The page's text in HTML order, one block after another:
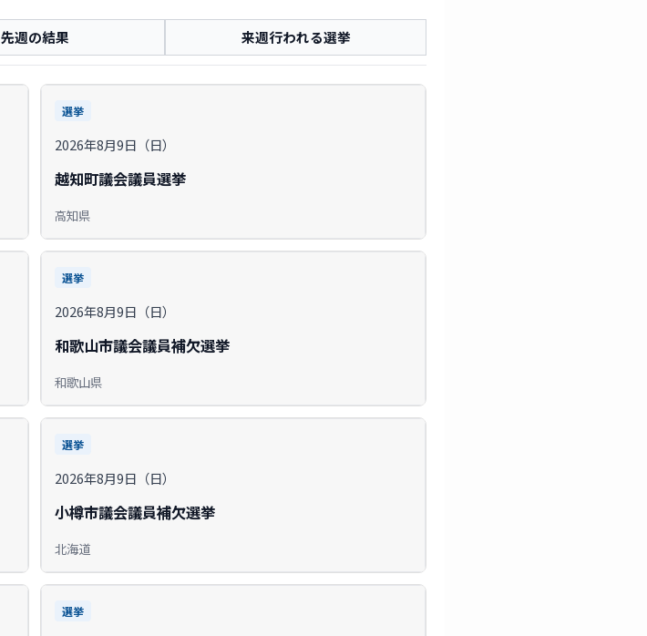
先週の結果 来週行われる選挙
選挙
2026年8月9日（日）
越知町議会議員選挙
高知県
選挙
2026年8月9日（日）
和歌山市議会議員補欠選挙
和歌山県
選挙
2026年8月9日（日）
小樽市議会議員補欠選挙
北海道
選挙